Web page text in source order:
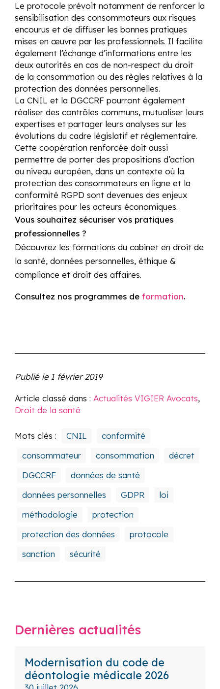
Le protocole prévoit notamment de renforcer la
sensibilisation des consommateurs aux risques
encourus et de diffuser les bonnes pratiques
mises en œuvre par les professionnels. Il facilite
également l’échange d’informations entre les
deux autorités en cas de non-respect du droit
de la consommation ou des règles relatives à la
protection des données personnelles.
La CNIL et la DGCCRF pourront également
réaliser des contrôles communs, mutualiser leurs
expertises et partager leurs analyses sur les
évolutions du cadre législatif et réglementaire.
Cette coopération renforcée doit aussi
permettre de porter des propositions d’action
au niveau européen, dans un contexte où la
protection des consommateurs en ligne et la
conformité RGPD sont devenues des enjeux
prioritaires pour les acteurs économiques.
Vous souhaitez sécuriser vos pratiques
professionnelles ?
Découvrez les formations du cabinet en droit de
la santé, données personnelles, éthique &
compliance et droit des affaires.
Consultez nos programmes de formation.
Publié le 1 février 2019
Article classé dans : Actualités VIGIER Avocats,
Droit de la santé
Mots clés : CNIL
conformité
consommateur
consommation
décret
DGCCRF
données de santé
données personnelles
GDPR
loi
méthodologie
protection
protection des données
protocole
sanction
sécurité
Dernières actualités
Modernisation du code de
déontologie médicale 2026